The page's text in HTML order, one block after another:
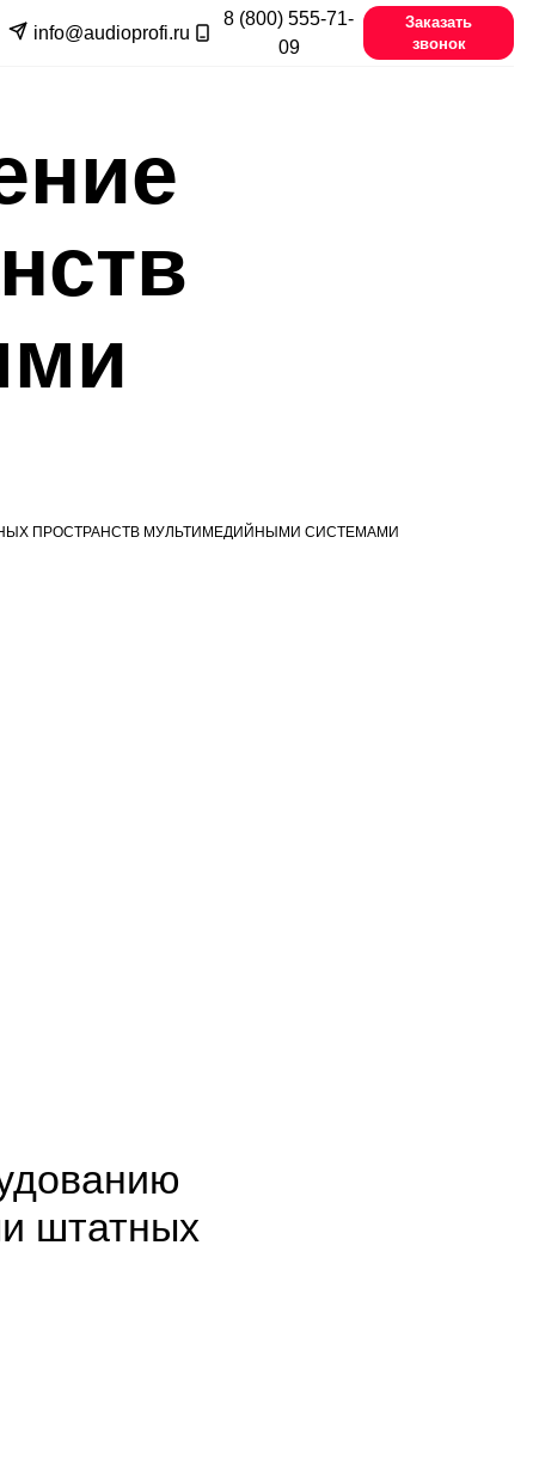
info@audioprofi.ru
8 (800) 555-71-
09
Заказать
звонок
ПРОСТРАНСТВ МУЛЬТИМЕДИЙНЫМИ СИСТЕМАМИ
штатных